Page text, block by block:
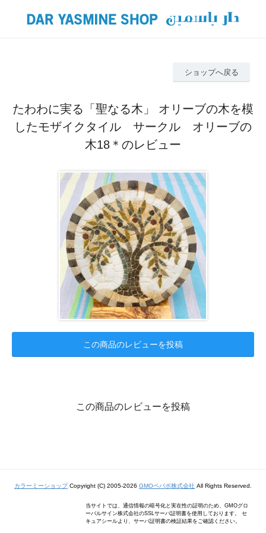
ショップへ戻る
たわわに実る「聖なる木」 オリーブの木を模
したモザイクタイル サークル オリーブの
木18＊のレビュー
この商品のレビューを投稿
この商品のレビューを投稿
カラーミーショップCopyright (C) 2005-2026 GMOペパボ株式会社 All Rights Reserved.
当サイトでは、通信情報の暗号化と実在性の証明のため、GMOグロ
ーバルサイン株式会社のSSLサーバ証明書を使用しております。 セ
キュアシールより、サーバ証明書の検証結果をご確認ください。